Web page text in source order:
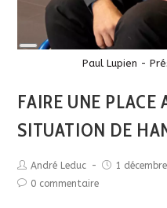
Long
Paul Lupien -
FAIRE UNE PLACE
SITUATION DE
André Leduc 1
0 commentaire